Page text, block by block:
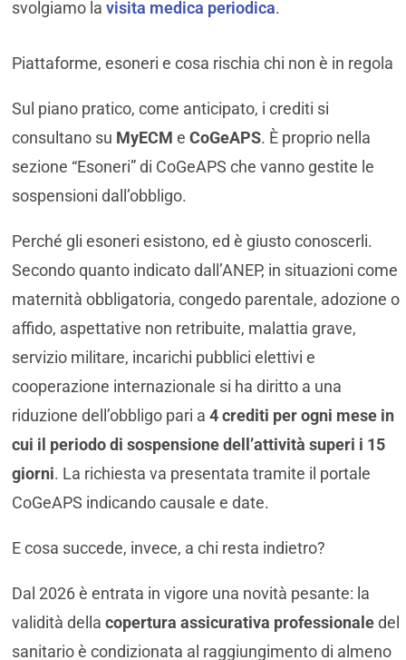
svolgiamo la visita medica periodica.
Piattaforme, esoneri e cosa rischia chi non è in regola
Sul piano pratico, come anticipato, i crediti si
consultano su MyECM e CoGeAPS. È proprio nella
sezione “Esoneri” di CoGeAPS che vanno gestite le
sospensioni dall’obbligo.
Perché gli esoneri esistono, ed è giusto conoscerli.
Secondo quanto indicato dall’ANEP, in situazioni come
maternità obbligatoria, congedo parentale, adozione o
affido, aspettative non retribuite, malattia grave,
servizio militare, incarichi pubblici elettivi e
cooperazione internazionale si ha diritto a una
riduzione dell’obbligo pari a 4 crediti per ogni mese in
cui il periodo di sospensione dell’attività superi i 15
giorni. La richiesta va presentata tramite il portale
CoGeAPS indicando causale e date.
E cosa succede, invece, a chi resta indietro?
Dal 2026 è entrata in vigore una novità pesante: la
validità della copertura assicurativa professionaledel
sanitario è condizionata al raggiungimento di almeno